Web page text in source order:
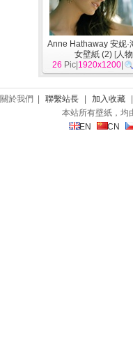
Anne Hathaway 安妮·
女壁紙 (2) [人物
26 Pic| 1920x1200
關於我們 | 聯繫站長 加入收藏
本站所有壁紙，均
EN
CN